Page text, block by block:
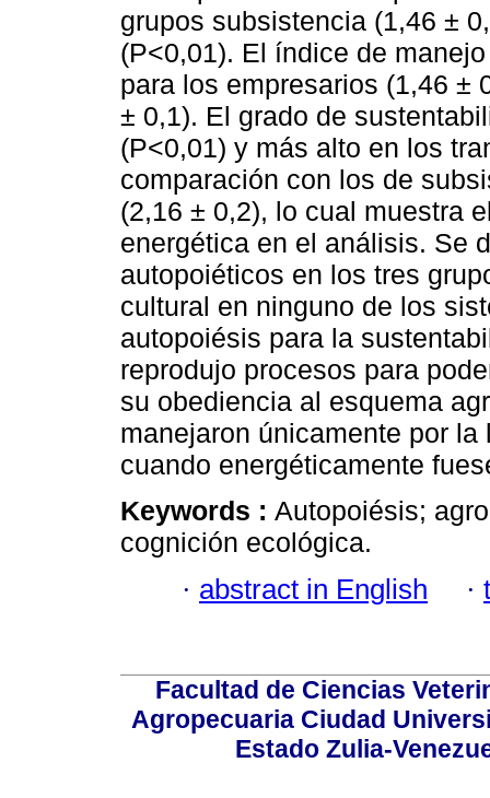
grupos subsistencia (1,46 ±
(P<0,01). El índice de
para los empresarios (1,46 ±
± 0,1). El grado de
(P<0,01) y más alto en los
comparación con los de
(2,16 ± 0,2), lo cual muestra
energética en el análisis. Se
autopoiéticos en los tres
cultural en ninguno de los
autopoiésis para la
reprodujo procesos para
su obediencia al esquema
manejaron únicamente por
cuando energéticamente
Keywords : Autopoiésis;
cognición ecológica.
· abstract in English ·
Facultad de Ciencias
Agropecuaria Ciudad
Estado Zulia-